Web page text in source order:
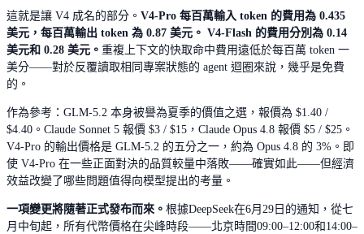
這就是讓 V4 成名的部分。 V4-Pro 每百萬輸入 token 的費用為 0.435
美元，每百萬輸出 token 為 0.87 美元。 V4-Flash 的費用分別為 0.14
美元和 0.28 美元。 重複上下文的快取命中費用遠低於每百萬 token 一
美分——對於反覆讀取相同專案狀態的 agent 迴圈來說，幾乎是免費
的。
作為參考：GLM-5.2 本身被譽為夏季的價值之選，報價為 $1.40 /
$4.40。Claude Sonnet 5 報價 $3 / $15，Claude Opus 4.8 報價 $5 / $25。
V4-Pro 的輸出價格是 GLM-5.2 的五分之一，約為 Opus 4.8 的 3%。即
使 V4-Pro 在一些正面對決的品質較量中落敗——確實如此——但經濟
效益改變了哪些問題值得向模型提出的考量。
一項變更將隨著正式發布而來。 根據DeepSeek在6月29日的通知，從七
月中旬起，所有代幣價格在尖峰時段——北京時間09:00–12:00和14:00–